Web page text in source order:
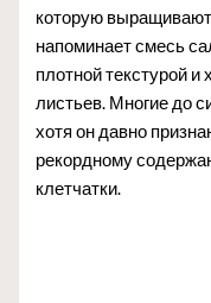
которую
напоминает смесь
плотной текстурой
листьев. Многие до
хотя он давно
рекордному
клетчатки.